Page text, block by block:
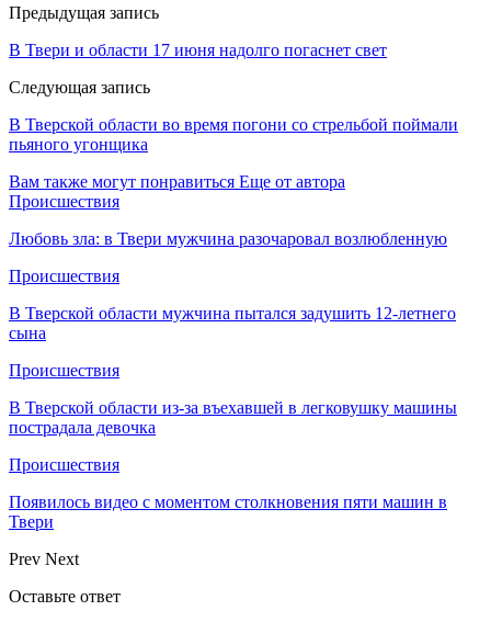
Предыдущая запись
В Твери и области 17 июня надолго погаснет свет
Следующая запись
В Тверской области во время погони со стрельбой поймали
пьяного угонщика
Вам также могут понравиться Еще от автора
Происшествия
Любовь зла: в Твери мужчина разочаровал возлюбленную
Происшествия
В Тверской области мужчина пытался задушить 12-летнего
сына
Происшествия
В Тверской области из-за въехавшей в легковушку машины
пострадала девочка
Происшествия
Появилось видео с моментом столкновения пяти машин в
Твери
Prev Next
Оставьте ответ